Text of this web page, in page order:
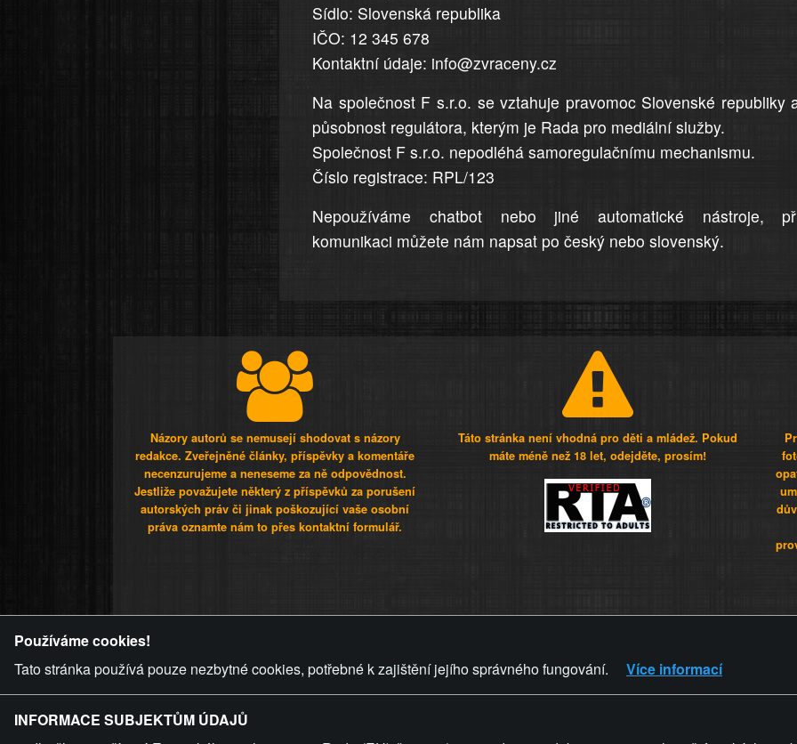
přesná
a
úplná
Sídlo: Slovenská republika
IČO: 12 345 678
Kontaktní údaje: info@zvraceny.cz
Na společnost F s.r.o. se vztahuje pravomoc Slovenské republiky
působnost regulátora, kterým je Rada pro mediální služby.
Společnost F s.r.o. nepodléhá samoregulačnímu mechanismu.
Číslo registrace: RPL/123
Nepoužíváme chatbot nebo jiné automatické nástroje,
komunikaci můžete nám napsat po český nebo slovenský.
Názory autorů se nemusejí shodovat s názory
redakce. Zveřejněné články, příspěvky a komentáře
necenzurujeme a neneseme za ně odpovědnost.
Jestliže považujete některý z příspěvků za porušení
autorských práv či jinak poškozující vaše osobní
práva oznamte nám to přes kontaktní formulář.
Táto stránka není vhodná pro děti a mládež. Pokud
máte méně než 18 let, odejděte, prosím!
ZVRÁCENÝ.CZ PRAVIDLA A
Používáme cookies!
Tato stránka používá pouze nezbytné cookies, potřebné k zajištění jejího správného fungování.
Více informací
INFORMACE SUBJEKTŮM ÚDAJŮ